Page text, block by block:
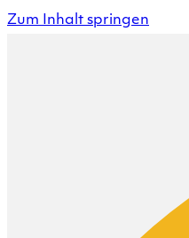
Zum Inhalt springen